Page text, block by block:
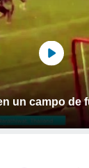
un campo de